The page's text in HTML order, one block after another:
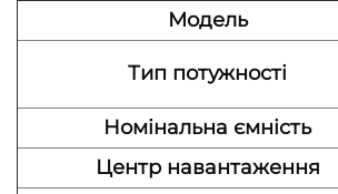
Модель
Тип потужності
Номінальна ємність
Центр навантаження